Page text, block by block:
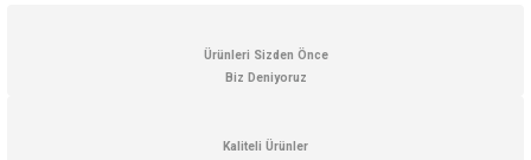
Görüş ve önerileriniz için teşekkür ederiz.
Ürün açıklamasında eksik bilgiler bulunuyor.
Ürünleri Sizden Önce
Biz Deniyoruz
Kaliteli Ürünler